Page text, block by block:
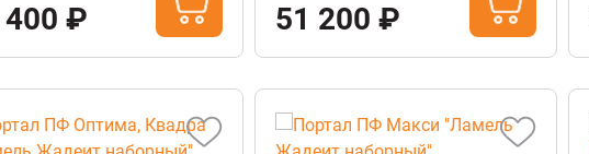
400 ₽ 51 200 ₽